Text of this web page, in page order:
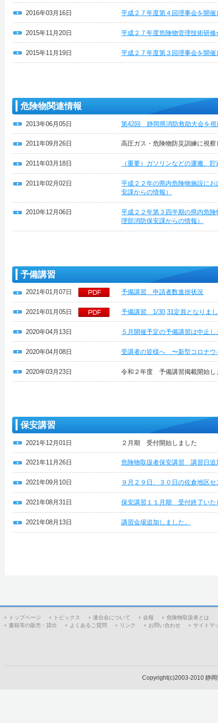
2016年03月16日 平成２７年度第４回理事会を開催
2015年11月20日 平成２７年度危険物管理技術研
2015年11月19日 平成２７年度第３回理事会を開催
危険物関連情報
2013年06月05日 第42回 静岡県消防救助大会を視
2011年09月26日 高圧ガス・危険物防災訓練に視察
2011年03月18日 （重要）ガソリンなどの運搬、
2011年02月02日
平成２２年の県内危険物施設に
安課からの情報）
2010年12月06日
平成２２年第３四半期の県内危
理部消防保安課からの情報）
予備講習
2021年01月07日 予備講習 申請者数進捗状況
2021年01月05日 予備講習 1/30,31定員となりま
2020年04月13日 ５月開催予定の予備講習は中止し
2020年04月08日 受講者の皆様へ 〜新型コロナウ
2020年03月23日 令和２年度 予備講習掲載開始
保安講習
2021年12月01日 ２月期 受付開始しました
2021年11月26日 危険物取扱者保安講習 講習日追
2021年09月10日 ９月２９日、３０日の佐倉地区
2021年08月31日 保安講習１１月期 受付終了いた
2021年08月13日 講習会場追加しました。
トップページ トピックス 連合会について 会報
危険物取扱者とは
書籍等の販売・貸出
よくあるご質問 リンク お問い合わせ サイトマ
Copyright(c)2003-2010 静